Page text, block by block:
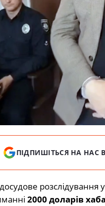
ПІДПИШІТЬСЯ НА НАС В
розслідування у
2000 доларів